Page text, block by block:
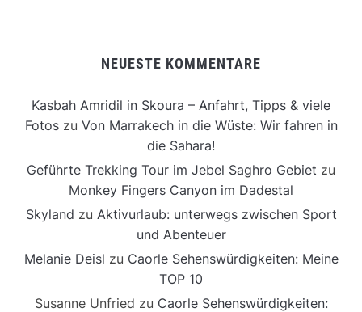
NEUESTE KOMMENTARE
Kasbah Amridil in Skoura – Anfahrt, Tipps & viele
Fotoszu Von Marrakech in die Wüste: Wir fahren in
die Sahara!
Geführte Trekking Tour im Jebel Saghro Gebiet zu
Monkey Fingers Canyon im Dadestal
Skyland zu Aktivurlaub: unterwegs zwischen Sport
und Abenteuer
Melanie Deisl zu Caorle Sehenswürdigkeiten: Meine
TOP 10
Susanne Unfried zu Caorle Sehenswürdigkeiten: